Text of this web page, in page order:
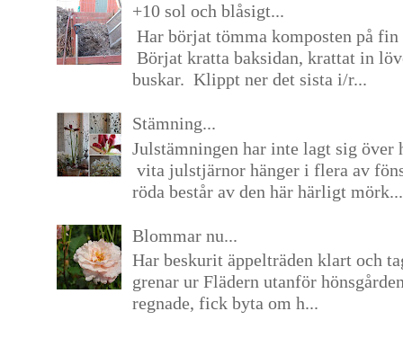
+10 sol och blåsigt...
Har börjat tömma komposten på
Börjat kratta baksidan, krattat in
buskar. Klippt ner det sista i/r...
Stämning...
Julstämningen har inte lagt sig över
vita julstjärnor hänger i flera av
röda består av den här härligt mörk...
Blommar nu...
Har beskurit äppelträden klart och
grenar ur Flädern utanför
regnade, fick byta om h...